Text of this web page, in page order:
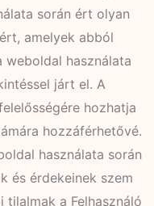
során ért olyan
amelyek abból
weboldal használata
járt el. A
hozhatja
hozzáférhetővé.
használata során
és érdekeinek szem
a Felhasználó